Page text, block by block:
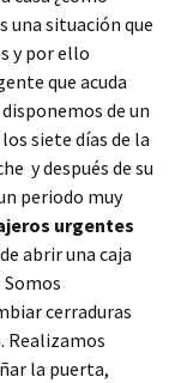
una situación que
y por ello
que acuda
de un
siete días de la
y después de su
periodo muy
urgentes
abrir una caja
cerraduras
Realizamos
la puerta,